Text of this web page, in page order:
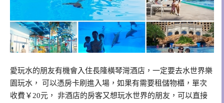
愛玩水的朋友有機會入住長隆橫琴灣酒店，一定要去水世界樂
園玩水， 可以憑房卡刷進入場，如果有需要租儲物櫃，單次
收費￥20元， 非酒店的房客又想玩水世界的朋友，可以直接